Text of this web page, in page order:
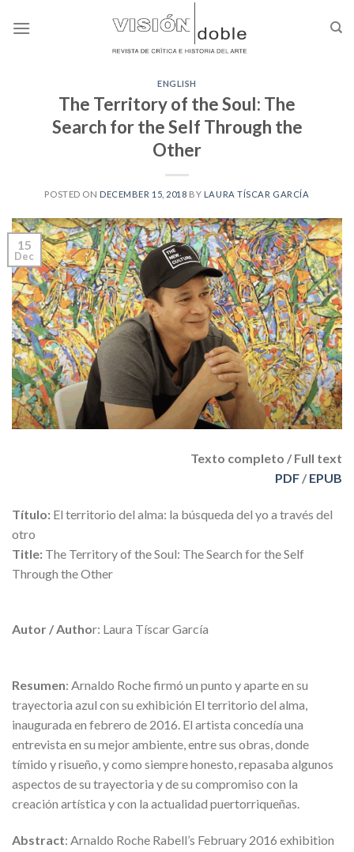
ENGLISH
The Territory of the Soul: The
Search for the Self Through the
Other
POSTED ON DECEMBER 15, 2018 BY LAURA TÍSCAR GARCÍA
15
Dec
Texto completo / Full text
PDF / EPUB
Título: El territorio del alma: la búsqueda del yo a través del
otro
Title: The Territory of the Soul: The Search for the Self
Through the Other
Autor / Author: Laura Tíscar García
Resumen: Arnaldo Roche firmó un punto y aparte en su
trayectoria azul con su exhibición El territorio del alma,
inaugurada en febrero de 2016. El artista concedía una
entrevista en su mejor ambiente, entre sus obras, donde
tímido y risueño, y como siempre honesto, repasaba algunos
aspectos de su trayectoria y de su compromiso con la
creación artística y con la actualidad puertorriqueñas.
Abstract: Arnaldo Roche Rabell’s February 2016 exhibition